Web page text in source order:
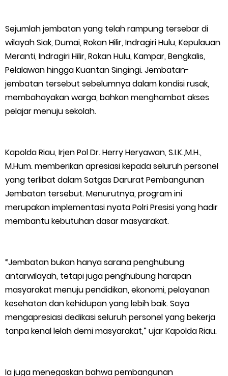
PLN Selat Panjang Minta Maaf, Janji Datangkan Mesin Sewa
Atasi Pemadaman di Merbau.
Warga Kecamatan Merbau dan Kecamatan Putri Puyu Tuntut
PLN: Hentikan Pemadaman dan Beri Kompensasi
Masyarakat Desa Se- Kecamatan Merbau Datangi PLTG
Bupati Asmar Perkuat Sinergi dengan Danposal Selatpanjang,
Bahas Stabilitas Wilayah dan Pembangunan Meranti
Dorong Lahirnya Atlet Berprestasi
HUT IBI Ke-75, Bupati Asmar: Bidan Garda Terdepan Wujudkan
Generasi Emas Indonesia 2045
2026, Duta Putra Raih Juara Pertama
Sejumlah jembatan yang telah rampung tersebar di
wilayah Siak, Dumai, Rokan Hilir, Indragiri Hulu, Kepulauan
Meranti, Indragiri Hilir, Rokan Hulu, Kampar, Bengkalis,
Pelalawan hingga Kuantan Singingi. Jembatan-
jembatan tersebut sebelumnya dalam kondisi rusak,
membahayakan warga, bahkan menghambat akses
pelajar menuju sekolah.
Kapolda Riau, Irjen Pol Dr. Herry Heryawan, S.I.K.,M.H.,
M.Hum. memberikan apresiasi kepada seluruh personel
yang terlibat dalam Satgas Darurat Pembangunan
Jembatan tersebut. Menurutnya, program ini
merupakan implementasi nyata Polri Presisi yang hadir
membantu kebutuhan dasar masyarakat.
“Jembatan bukan hanya sarana penghubung
antarwilayah, tetapi juga penghubung harapan
masyarakat menuju pendidikan, ekonomi, pelayanan
kesehatan dan kehidupan yang lebih baik. Saya
mengapresiasi dedikasi seluruh personel yang bekerja
tanpa kenal lelah demi masyarakat,” ujar Kapolda Riau.
Ia juga menegaskan bahwa pembangunan